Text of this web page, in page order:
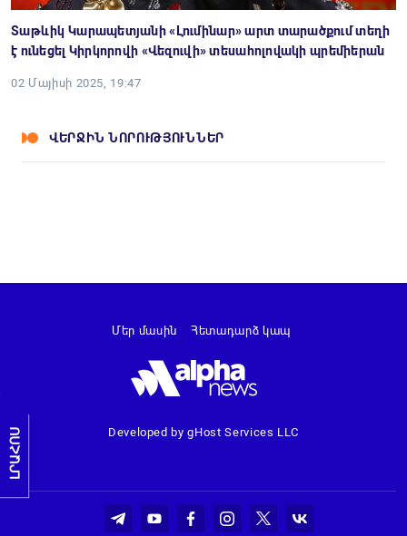
Տաթևիկ Կարապետյանի «Լումինար» արտ տարածքում տեղի
է ունեցել Կիրկորովի «Վեզուվի» տեսահոլովակի պրեմիերան
02 Մայիսի 2025, 19:47
ՎԵՐՋԻՆ ՆՈՐՈՒԹՅՈՒՆՆԵՐ
ԼՐԱՀՈՍ Developed by gHost Services LLC
Մեր մասին Հետադարձ կապ